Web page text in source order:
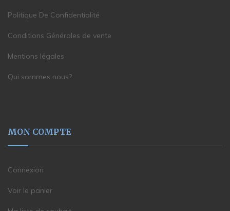
Politique De Confidentialité
Conditions Générales de vente
Mentions légales
Qui sommes nous?
MON COMPTE
Connexion
Voir le panier